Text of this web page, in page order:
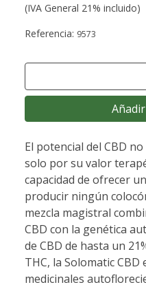
(IVA General 21% incluido)
Referencia: 9573
El potencial del CBD
solo por su valor
capacidad de ofrecer
producir ningún
mezcla magistral
CBD con la genética
de CBD de hasta un
THC, la Solomatic CBD
medicinales